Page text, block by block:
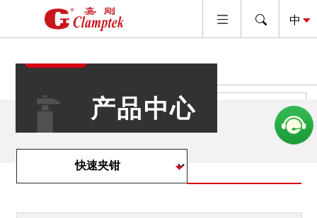
查看代理品牌产品
产品中心